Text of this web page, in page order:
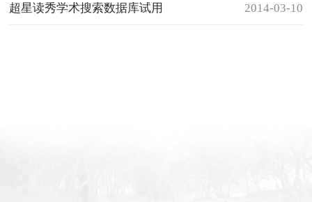
超星读秀学术搜索数据库试用 2014-03-10